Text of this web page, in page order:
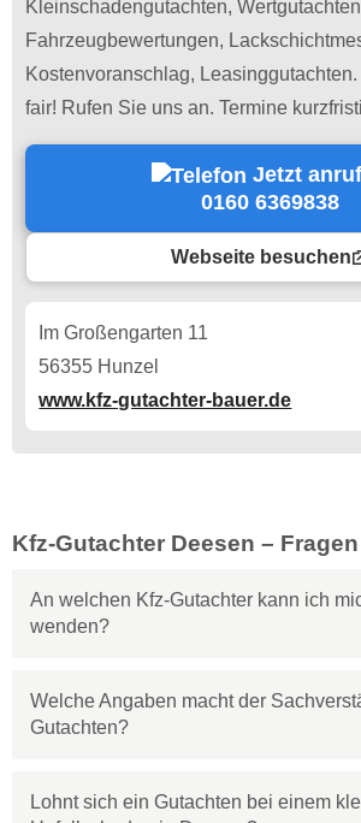
Kleinschadengutachten,
Fahrzeugbewertungen,
Kostenvoranschlag,
fair! Rufen Sie uns an. Termine
Jetzt
0160 6369838
Webseite besuchen
Im Großengarten 11
56355 Hunzel
www.kfz-gutachter-bauer.de
Kfz-Gutachter Deesen –
An welchen Kfz-Gutachter kann ich
wenden?
Welche Angaben macht der
Gutachten?
Lohnt sich ein Gutachten bei einem